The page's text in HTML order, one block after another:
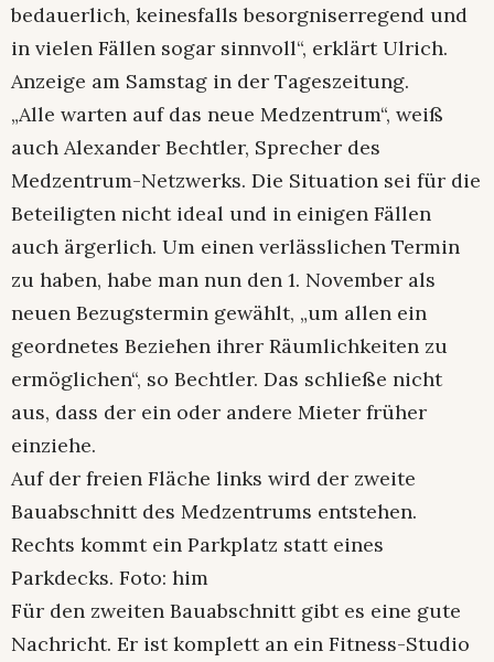
bedauerlich, keinesfalls besorgniserregend und
in vielen Fällen sogar sinnvoll“, erklärt Ulrich.
Anzeige am Samstag in der Tageszeitung.
„Alle warten auf das neue Medzentrum“, weiß
auch Alexander Bechtler, Sprecher des
Medzentrum-Netzwerks. Die Situation sei für die
Beteiligten nicht ideal und in einigen Fällen
auch ärgerlich. Um einen verlässlichen Termin
zu haben, habe man nun den 1. November als
neuen Bezugstermin gewählt, „um allen ein
geordnetes Beziehen ihrer Räumlichkeiten zu
ermöglichen“, so Bechtler. Das schließe nicht
aus, dass der ein oder andere Mieter früher
einziehe.
Auf der freien Fläche links wird der zweite
Bauabschnitt des Medzentrums entstehen.
Rechts kommt ein Parkplatz statt eines
Parkdecks. Foto: him
Für den zweiten Bauabschnitt gibt es eine gute
Nachricht. Er ist komplett an ein Fitness-Studio